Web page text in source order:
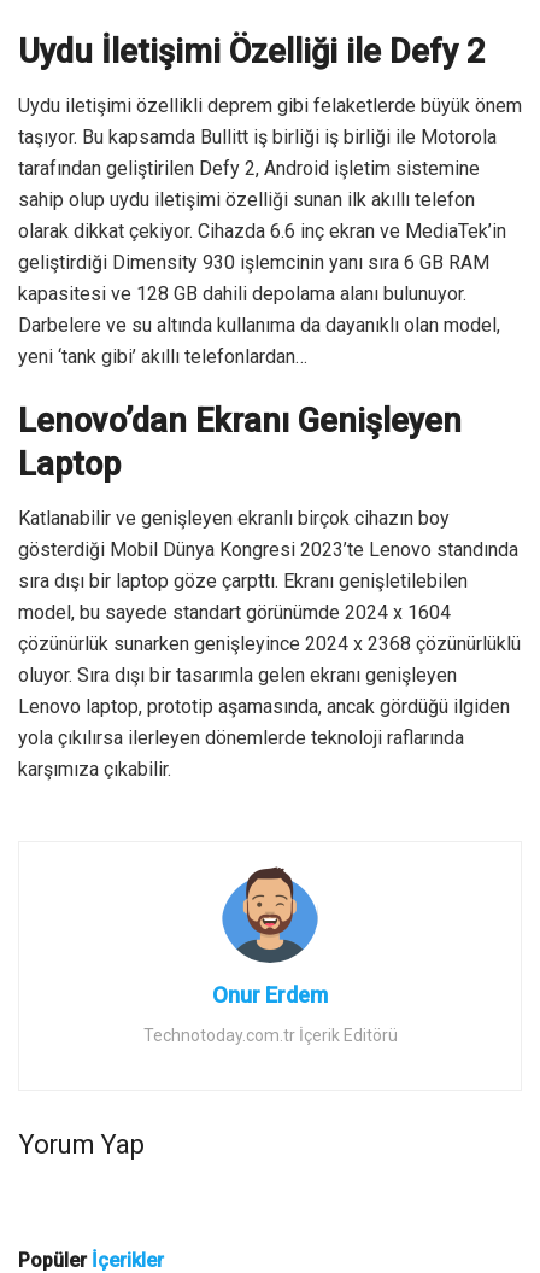
Uydu İletişimi Özelliği ile Defy 2
Uydu iletişimi özellikli deprem gibi felaketlerde büyük önem
taşıyor. Bu kapsamda Bullitt iş birliği iş birliği ile Motorola
tarafından geliştirilen Defy 2, Android işletim sistemine
sahip olup uydu iletişimi özelliği sunan ilk akıllı telefon
olarak dikkat çekiyor. Cihazda 6.6 inç ekran ve MediaTek’in
geliştirdiği Dimensity 930 işlemcinin yanı sıra 6 GB RAM
kapasitesi ve 128 GB dahili depolama alanı bulunuyor.
Darbelere ve su altında kullanıma da dayanıklı olan model,
yeni ‘tank gibi’ akıllı telefonlardan…
Lenovo’dan Ekranı Genişleyen
Laptop
Katlanabilir ve genişleyen ekranlı birçok cihazın boy
gösterdiği Mobil Dünya Kongresi 2023’te Lenovo standında
sıra dışı bir laptop göze çarpttı. Ekranı genişletilebilen
model, bu sayede standart görünümde 2024 x 1604
çözünürlük sunarken genişleyince 2024 x 2368 çözünürlüklü
oluyor. Sıra dışı bir tasarımla gelen ekranı genişleyen
Lenovo laptop, prototip aşamasında, ancak gördüğü ilgiden
yola çıkılırsa ilerleyen dönemlerde teknoloji raflarında
karşımıza çıkabilir.
Onur Erdem
Technotoday.com.tr İçerik Editörü
Yorum Yap
Popüler İçerikler